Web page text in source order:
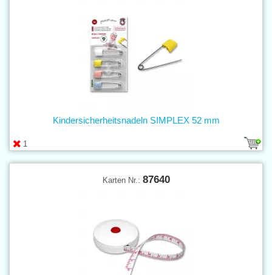
1
Kindersicherheitsnadeln SIMPLEX 52 mm
Karten Nr.: 87640